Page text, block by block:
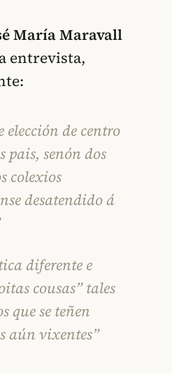
María Maravall
entrevista,
elección de centro
pais, senón dos
colexios
desatendido á
diferente e
cousas” tales
que se teñen
aún vixentes”